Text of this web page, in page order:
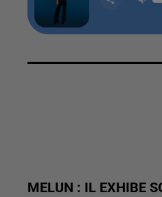
MELUN : IL EXHIBE